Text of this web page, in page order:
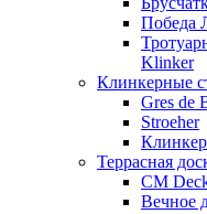
Победа
Klinker
Клинкерные
Gres de
Stroeher
Террасная
CM
Вечное